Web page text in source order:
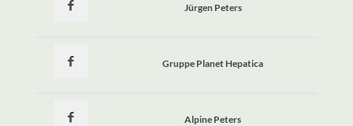
Jürgen Peters
Gruppe Planet Hepatica
Alpine Peters